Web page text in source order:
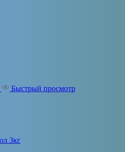
Быстрый просмотр
3кг